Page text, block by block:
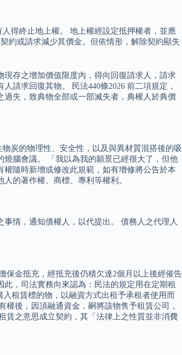
得終止地上權。 地上權經設定抵押權者，並應
約或請求減少其價金。但依情形，解除契約顯失
存之增加價值限度內，得向回復請求人，請求
請求回復其物。 民法440條2026 前二項規定，
失，致典物全部或一部滅失者，典權人於典價
炭的物理性、安全性，以及與異材質混搭後的吸
腦會議。 「我以為我的願景已經很大了，但他
隨時新增或修改此規範，如有增修將公告於本
的著作權、商標、專利等權利。
情，通知債權人，以代提出。 債務人之代理人
保金抵充，經抵充後仍積欠達2個月以上後經催告
，司法實務向來認為：民法的規定用在定期租
租賃標的物，以融資方式出租予承租者使用而
後，因須融通資金，嗣將該物售予租賃公司，
賃之意思成立契約，其「法律上之性質並非消費